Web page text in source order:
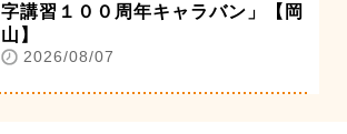
字講習１００周年キャラバン」【岡
山】
2026/08/07